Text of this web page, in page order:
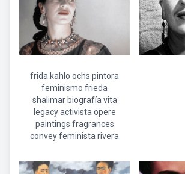
frida kahlo ochs pintora
feminismo frieda
shalimar biografía vita
legacy activista opere
paintings fragrances
convey feminista rivera